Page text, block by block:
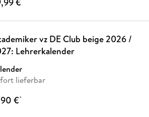
vz DE Club beige 2026 /
Lehrerkalender
lieferbar
€*